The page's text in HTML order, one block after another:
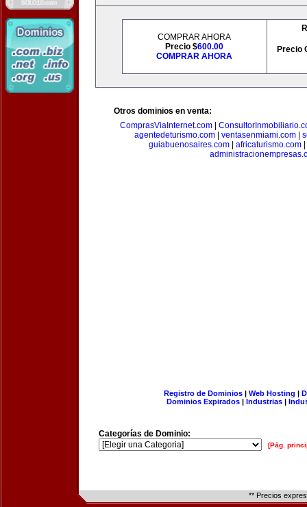
COMPRAR AHORA
Precio $600.00
COMPRAR AHORA
Precio
Otros dominios en venta:
ComprasViaInternet.com
agentedeturismo.com| ventasenmiami.com|
guiabuenosaires.com
africaturismo.com
Registro de Dominios| Web Hosting |
Dominios Expirados | Industrias |
Categorías de Dominio:
[Pág.
** Precios